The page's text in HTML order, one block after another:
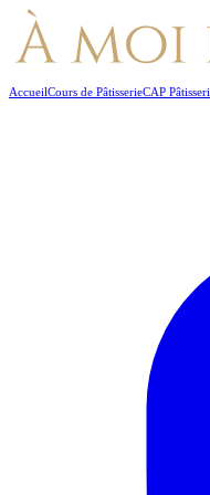
AccueilCours de PâtisserieCAP